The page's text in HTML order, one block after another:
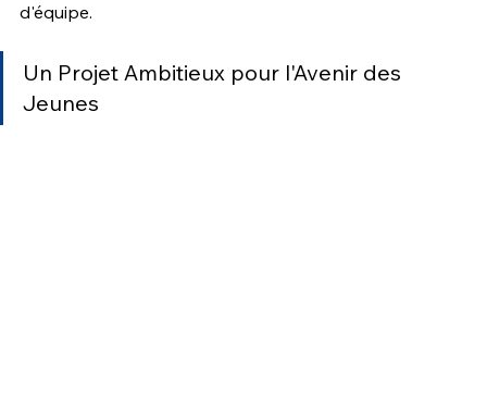
d'équipe.
Un Projet Ambitieux pour l'Avenir des
Jeunes